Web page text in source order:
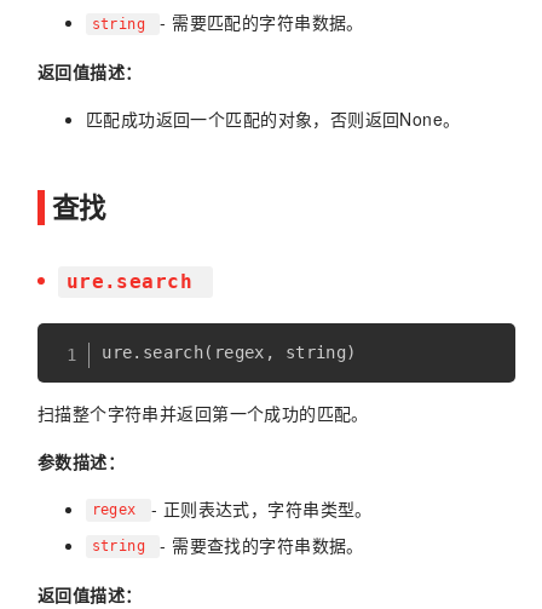
string - 需要匹配的字符串数据。
返回值描述：
匹配成功返回一个匹配的对象，否则返回None。
查找
ure.search
ure. search( regex , string)
扫描整个字符串并返回第一个成功的匹配。
参数描述：
regex - 正则表达式，字符串类型。
string - 需要查找的字符串数据。
返回值描述：